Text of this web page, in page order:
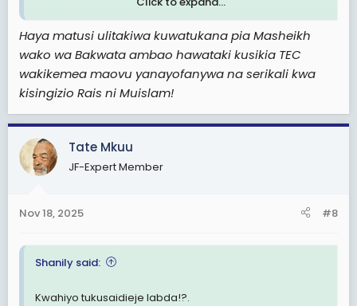
tatzo sio dini wala elimu bali njaa zao.
Kwan huko serikalni hakuna wakristo, hakuna mapadre
na wachungaj wapo upande wa serkali?
Acha usenge wako wewe kafir mbobevu, hichi ni kipind
cha kuunganisha nguvu iwe kafir iwe kobaz lengo ni
Moja tu.
Haya matusi ulitakiwa kuwatukana pia Masheikh
wako wa Bakwata ambao hawataki kusikia TEC
wakikemea maovu yanayofanywa na serikali kwa
kisingizio Rais ni Muislam!
Tate Mkuu
JF-Expert Member
Nov 18, 2025 #8
Shanily said:
Kwahiyo tukusaidieje labda!?.